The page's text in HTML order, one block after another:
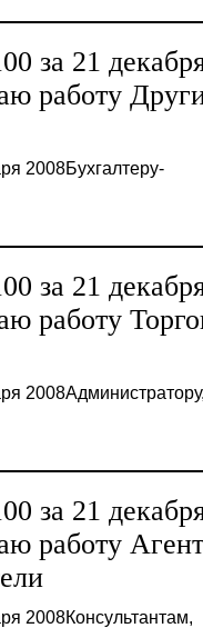
за 21
работу
2008Бухгалтеру-
за 21
работу
за 21
работу
2008Консультантам,